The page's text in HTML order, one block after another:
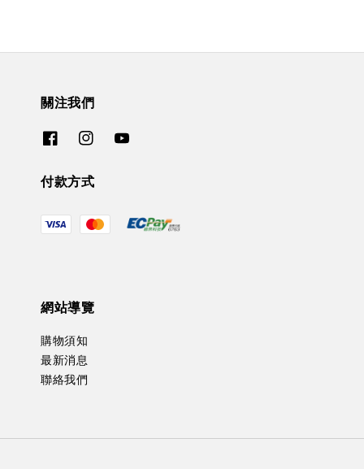
關注我們
付款方式
網站導覽
購物須知
最新消息
聯絡我們